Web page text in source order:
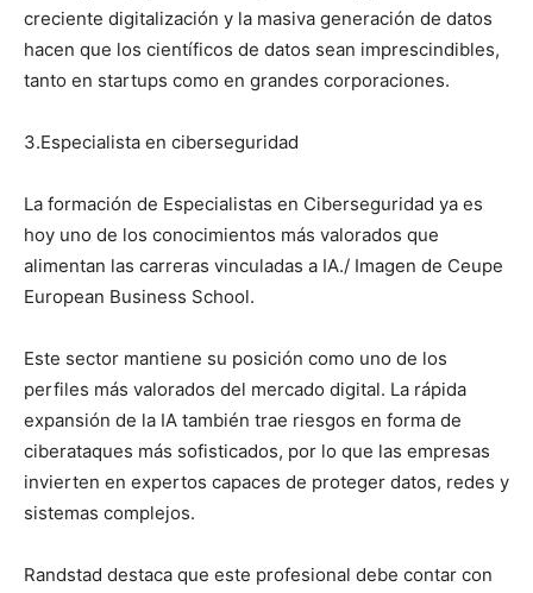
creciente digitalización y la masiva generación de datos
hacen que los científicos de datos sean imprescindibles,
tanto en startups como en grandes corporaciones.
3.Especialista en ciberseguridad
La formación de Especialistas en Ciberseguridad ya es
hoy uno de los conocimientos más valorados que
alimentan las carreras vinculadas a IA./ Imagen de Ceupe
European Business School.
Este sector mantiene su posición como uno de los
perfiles más valorados del mercado digital. La rápida
expansión de la IA también trae riesgos en forma de
ciberataques más sofisticados, por lo que las empresas
invierten en expertos capaces de proteger datos, redes y
sistemas complejos.
Randstad destaca que este profesional debe contar con